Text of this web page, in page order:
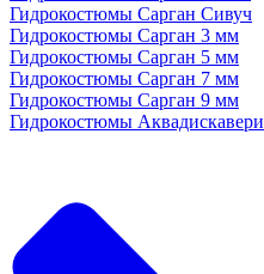
Гидрокостюмы Сарган Сивуч
Гидрокостюмы Сарган 3 мм
Гидрокостюмы Сарган 5 мм
Гидрокостюмы Сарган 7 мм
Гидрокостюмы Сарган 9 мм
Гидрокостюмы Аквадискавери